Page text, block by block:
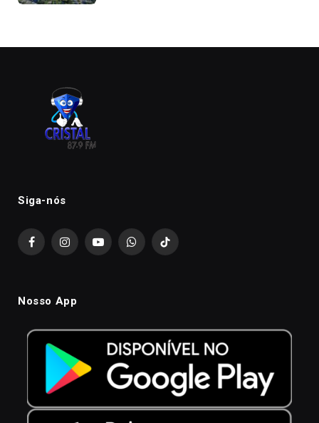
Siga-nós
FacebookInstagramYouTubeWhatsAppTikTok
Nosso App